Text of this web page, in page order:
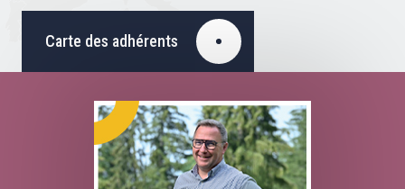
Carte des adhérents